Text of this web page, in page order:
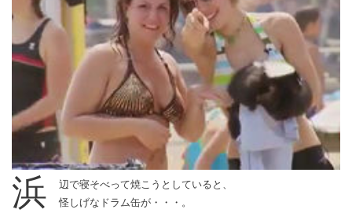
浜
辺で寝そべって焼こうとしていると、
怪しげなドラム缶が・・・。